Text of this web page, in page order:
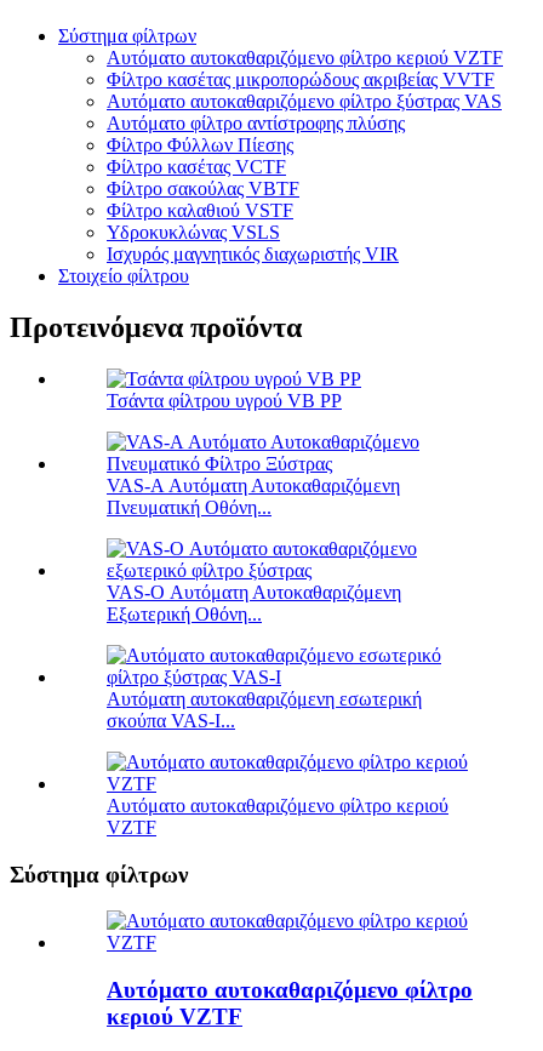
Σύστημα φίλτρων
Αυτόματο αυτοκαθαριζόμενο φίλτρο κεριού VZTF
Φίλτρο κασέτας μικροπορώδους ακριβείας VVTF
Αυτόματο αυτοκαθαριζόμενο φίλτρο ξύστρας VAS
Αυτόματο φίλτρο αντίστροφης πλύσης
Φίλτρο Φύλλων Πίεσης
Φίλτρο κασέτας VCTF
Φίλτρο σακούλας VBTF
Φίλτρο καλαθιού VSTF
Υδροκυκλώνας VSLS
Ισχυρός μαγνητικός διαχωριστής VIR
Στοιχείο φίλτρου
Προτεινόμενα προϊόντα
Τσάντα φίλτρου υγρού VB PP
VAS-A Αυτόματη Αυτοκαθαριζόμενη
Πνευματική Οθόνη...
VAS-O Αυτόματη Αυτοκαθαριζόμενη
Εξωτερική Οθόνη...
Αυτόματη αυτοκαθαριζόμενη εσωτερική
σκούπα VAS-I...
Αυτόματο αυτοκαθαριζόμενο φίλτρο κεριού
VZTF
Σύστημα φίλτρων
Αυτόματο αυτοκαθαριζόμενο φίλτρο
κεριού VZTF